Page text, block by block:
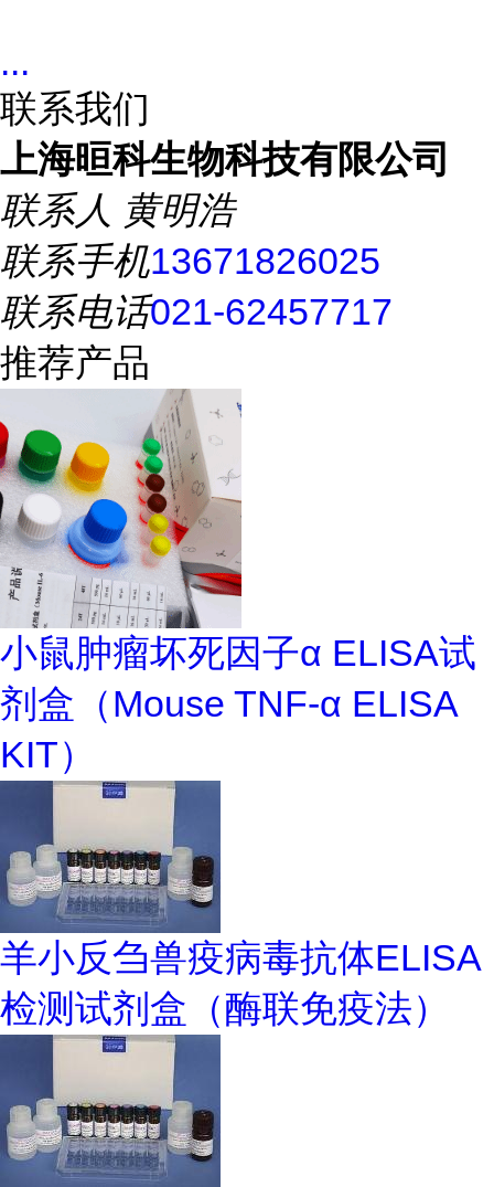
...
联系我们
上海晅科生物科技有限公司
联系人 黄明浩
联系手机13671826025
联系电话021-62457717
推荐产品
小鼠肿瘤坏死因子α ELISA试
剂盒（Mouse TNF-α ELISA
KIT）
羊小反刍兽疫病毒抗体ELISA
检测试剂盒（酶联免疫法）